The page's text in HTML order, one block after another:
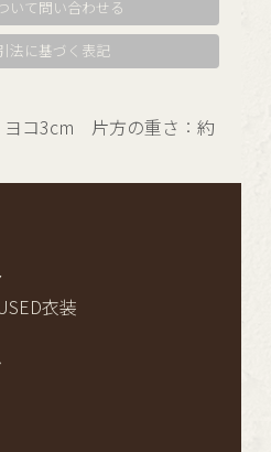
衣装
いて問い合わせる
法に基づく表記
コ3cm 片方の重さ：約